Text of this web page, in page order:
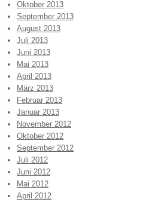
Oktober 2013
September 2013
August 2013
Juli 2013
Juni 2013
Mai 2013
April 2013
März 2013
Februar 2013
Januar 2013
November 2012
Oktober 2012
September 2012
Juli 2012
Juni 2012
Mai 2012
April 2012